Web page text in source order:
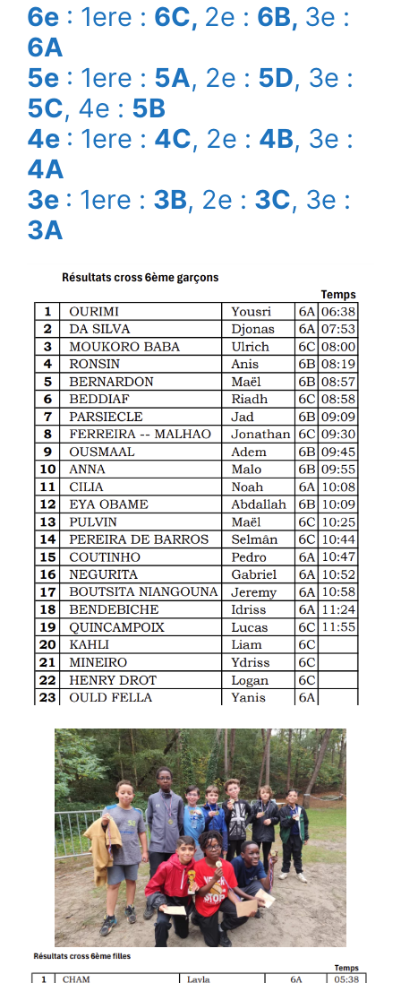
6e : 1ere : 6C, 2e : 6B, 3e :
6A
5e : 1ere : 5A, 2e : 5D, 3e :
5C, 4e : 5B
4e : 1ere : 4C, 2e : 4B, 3e :
4A
3e : 1ere : 3B, 2e : 3C, 3e :
3A